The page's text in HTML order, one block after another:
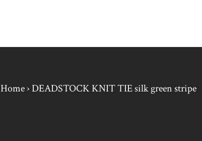
Home›DEADSTOCK KNIT TIE silk green stripe